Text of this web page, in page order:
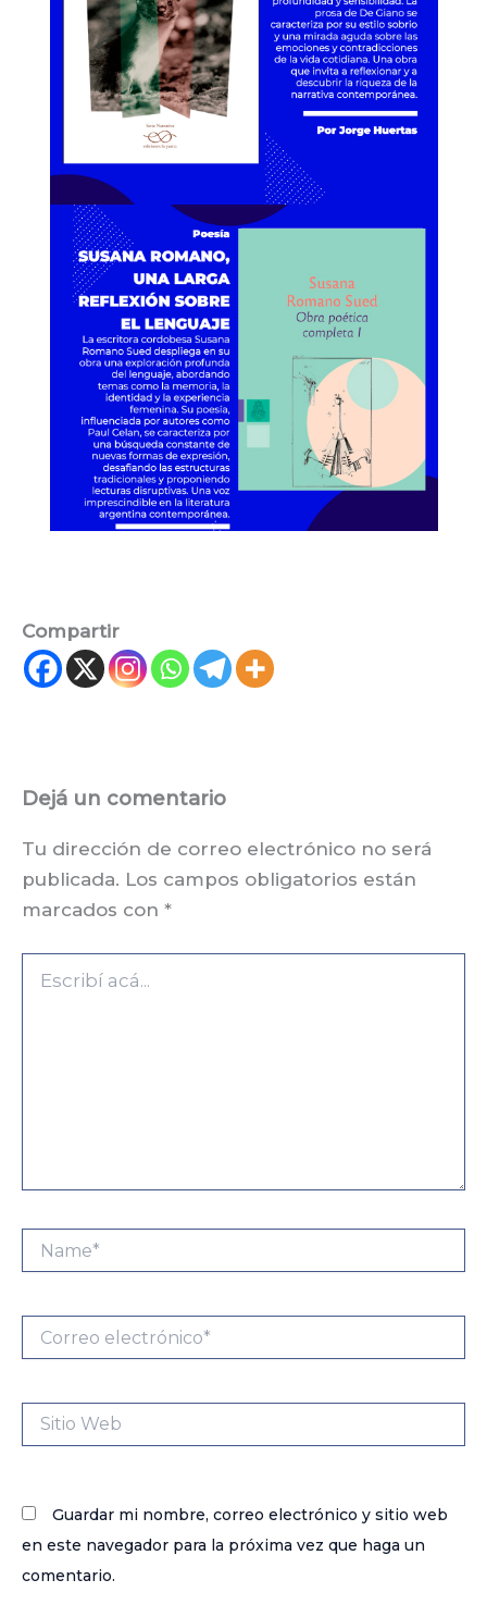
Compartir
Dejá un comentario
Tu dirección de correo electrónico no será
publicada. Los campos obligatorios están
marcados con *
acá...
electrónico*
Sitio
Web
Guardar mi nombre, correo electrónico y sitio web
en este navegador para la próxima vez que haga un
comentario.